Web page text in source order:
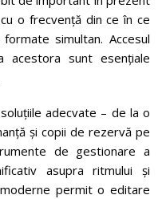
o frecvență din ce în ce
simultan. Accesul
acestora sunt esențiale
adecvate – de la o
și copii de rezervă pe
de gestionare a
asupra ritmului și
permit o editare